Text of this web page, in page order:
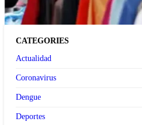
CATEGORIES
Actualidad
Coronavirus
Dengue
Deportes